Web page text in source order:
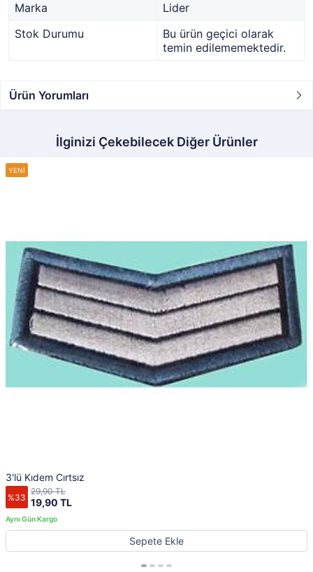
Marka
Lider
Stok Durumu
Bu ürün geçici olarak
temin edilememektedir.
Ürün Yorumları
İlginizi Çekebilecek Diğer Ürünler
3'lü Kıdem Cırtsız
%33 19,90 TL
29,90 TL
Sepete Ekle